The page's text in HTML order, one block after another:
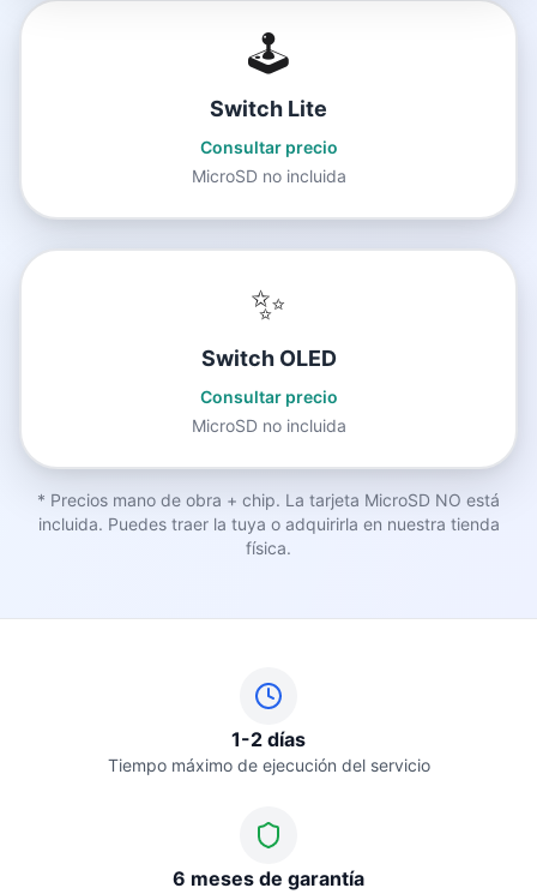
🕹️
Switch Lite
Consultar precio
MicroSD no incluida
✨
Switch OLED
Consultar precio
MicroSD no incluida
* Precios mano de obra + chip. La tarjeta MicroSD NO está
incluida. Puedes traer la tuya o adquirirla en nuestra tienda
física.
1-2 días
Tiempo máximo de ejecución del servicio
6 meses de garantía